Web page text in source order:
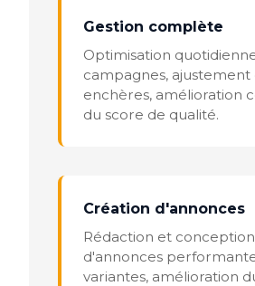
Gestion complète
Optimisation
campagnes, ajustement
enchères, amélioration
du score de qualité.
Création d'annonces
Rédaction et conception
d'annonces
variantes, amélioration